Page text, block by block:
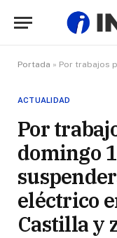
Portada » Por trabajos preventivos, este
ACTUALIDAD
Por
domingo
eléctrico
Castilla y